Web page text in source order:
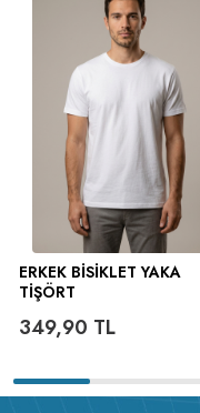
ERKEK BISIKLET YAKA
TIŞÖRT
349,90 TL